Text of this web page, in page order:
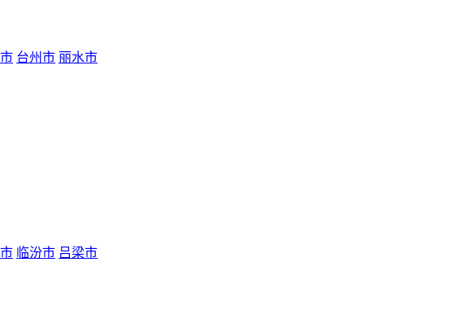
台州市 丽水市
临汾市 吕梁市